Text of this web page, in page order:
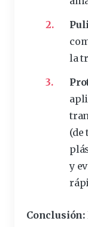
la
(de
y
Conclusión: